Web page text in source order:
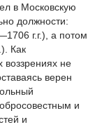
в Московскую
должности:
г.г.), а потом
Как
воззрениях не
верен
и
и